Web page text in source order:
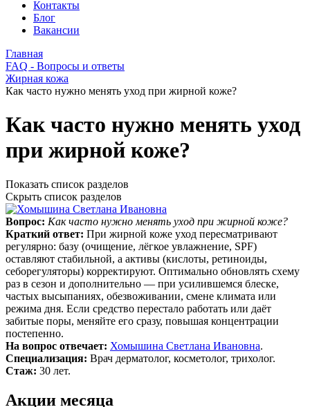
Контакты
Блог
Вакансии
Главная
FAQ - Вопросы и ответы
Жирная кожа
Как часто нужно менять уход при жирной коже?
Как часто нужно менять уход
при жирной коже?
Показать список разделов
Скрыть список разделов
Вопрос: Как часто нужно менять уход при жирной коже?
Краткий ответ: При жирной коже уход пересматривают
регулярно: базу (очищение, лёгкое увлажнение, SPF)
оставляют стабильной, а активы (кислоты, ретиноиды,
себорегуляторы) корректируют. Оптимально обновлять схему
раз в сезон и дополнительно — при усилившемся блеске,
частых высыпаниях, обезвоживании, смене климата или
режима дня. Если средство перестало работать или даёт
забитые поры, меняйте его сразу, повышая концентрации
постепенно.
На вопрос отвечает: Хомышина Светлана Ивановна.
Специализация: Врач дерматолог, косметолог, трихолог.
Стаж: 30 лет.
Акции месяца